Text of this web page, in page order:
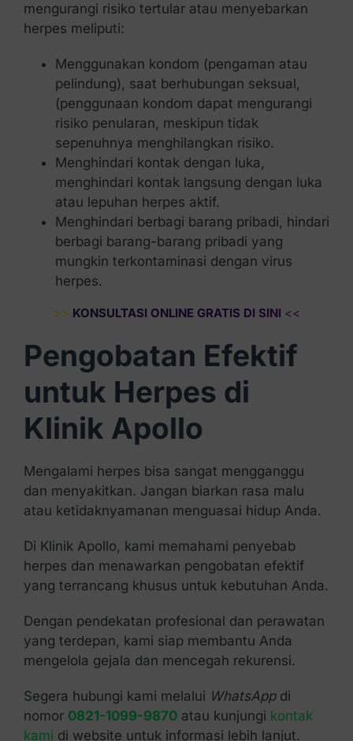
mengurangi risiko tertular atau menyebarkan
herpes meliputi:
Menggunakan kondom (pengaman atau
pelindung), saat berhubungan seksual,
(penggunaan kondom dapat mengurangi
risiko penularan, meskipun tidak
sepenuhnya menghilangkan risiko.
Menghindari kontak dengan luka,
menghindari kontak langsung dengan luka
atau lepuhan herpes aktif.
Menghindari berbagi barang pribadi, hindari
berbagi barang-barang pribadi yang
mungkin terkontaminasi dengan virus
herpes.
>> KONSULTASI ONLINE GRATIS DI SINI <<
Pengobatan Efektif
untuk Herpes di
Klinik Apollo
Mengalami herpes bisa sangat mengganggu
dan menyakitkan. Jangan biarkan rasa malu
atau ketidaknyamanan menguasai hidup Anda.
Di Klinik Apollo, kami memahami penyebab
herpes dan menawarkan pengobatan efektif
yang terrancang khusus untuk kebutuhan Anda.
Dengan pendekatan profesional dan perawatan
yang terdepan, kami siap membantu Anda
mengelola gejala dan mencegah rekurensi.
Segera hubungi kami melalui WhatsAppdi
nomor 0821-1099-9870atau kunjungi kontak
kami di website untuk informasi lebih lanjut.